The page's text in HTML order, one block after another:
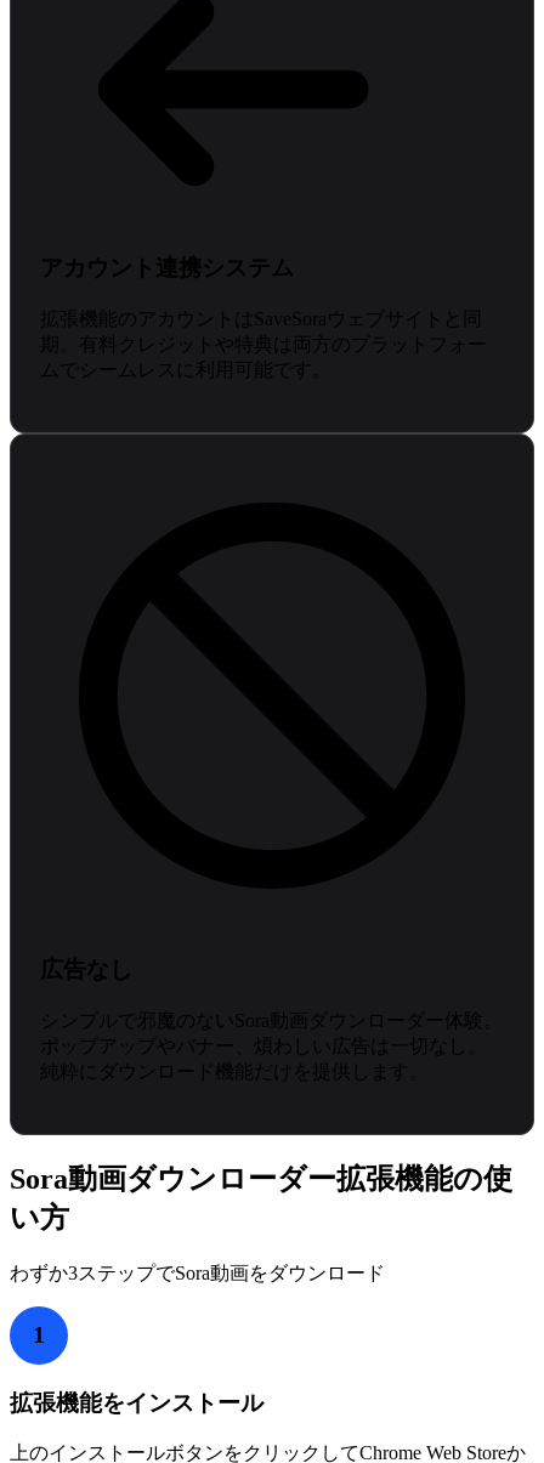
アカウント連携システム
拡張機能のアカウントはSaveSoraウェブサイトと同
期。有料クレジットや特典は両方のプラットフォー
ムでシームレスに利用可能です。
広告なし
シンプルで邪魔のないSora動画ダウンローダー体験。
ポップアップやバナー、煩わしい広告は一切なし。
純粋にダウンロード機能だけを提供します。
Sora動画ダウンローダー拡張機能の使
い方
わずか3ステップでSora動画をダウンロード
1
拡張機能をインストール
上のインストールボタンをクリックしてChrome Web Storeか